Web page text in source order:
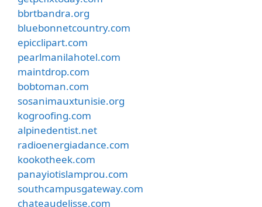
bbrtbandra.org
bluebonnetcountry.com
epicclipart.com
pearlmanilahotel.com
maintdrop.com
bobtoman.com
sosanimauxtunisie.org
kogroofing.com
alpinedentist.net
radioenergiadance.com
kookotheek.com
panayiotislamprou.com
southcampusgateway.com
chateaudelisse.com